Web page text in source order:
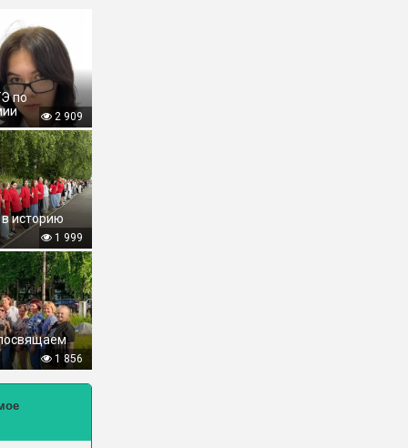
по
2 909
историю
1 999
1 856